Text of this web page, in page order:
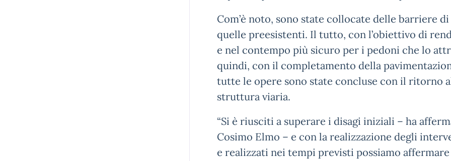
Com’è noto, sono state collocate delle barriere
quelle preesistenti. Il tutto, con l’obiettivo di
e nel contempo più sicuro per i pedoni che lo
quindi, con il completamento della
tutte le opere sono state concluse con il ritorno
struttura viaria.
“Si è riusciti a superare i disagi iniziali – ha
Cosimo Elmo – e con la realizzazione degli
e realizzati nei tempi previsti possiamo